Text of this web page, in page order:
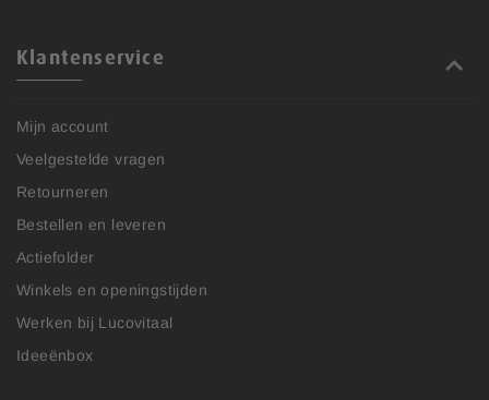
Klantenservice
Mijn account
Veelgestelde vragen
Retourneren
Bestellen en leveren
Actiefolder
Winkels en openingstijden
Werken bij Lucovitaal
Ideeënbox